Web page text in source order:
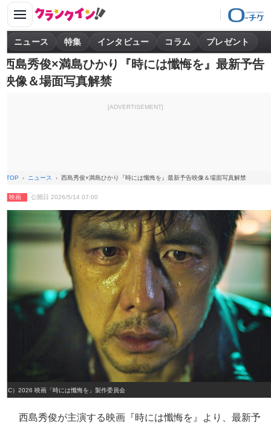
ニュース 特集 インタビュー コラム プレゼント
西島秀俊×満島ひかり『時には懺悔を』最新予告
映像＆場面写真解禁
[ADVERTISEMENT]
TOP ニュース 西島秀俊×満島ひかり『時には懺悔を』最新予告映像＆場面写真解禁
映画 公開日 2026/5/14 07:00
（C）2026 映画「時には懺悔を」製作委員会
西島秀俊が主演する映画『時には懺悔を』より、最新予